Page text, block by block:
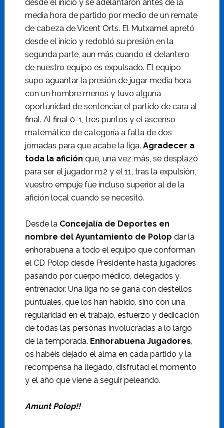
desde el inicio y se adelantaron antes de la
media hora de partido por medio de un remate
de cabeza de Vicent Orts. El Mutxamel apretó
desde el inicio y redobló su presión en la
segunda parte, aun más cuando el delantero
de nuestro equipo es expulsado. El equipo
supo aguantar la presión de jugar media hora
con un hombre menos y tuvo alguna
oportunidad de sentenciar el partido de cara al
final. Al final 0-1, tres puntos y el ascenso
matemático de categoría a falta de dos
jornadas para que acabe la liga. Agradecer a
toda la afición que, una vez más, se desplazó
para ser el jugador n12 y el 11, tras la expulsión,
vuestro empuje fue incluso superior al de la
afición local cuando se necesitó.
Desde laConcejalía de Deportes en
nombre del Ayuntamiento de Polop dar la
enhorabuena a todo el equipo que conforman
el CD Polop desde Presidente hasta jugadores
pasando por cuerpo médico, delegados y
entrenador. Una liga no se gana con destellos
puntuales, que los han habido, sino con una
regularidad en el trabajo, esfuerzo y dedicación
de todas las personas involucradas a lo largo
de la temporada. Enhorabuena Jugadores,
os habéis dejado el alma en cada partido y la
recompensa ha llegado, disfrutad el momento
y el año que viene a seguir peleando.
Amunt Polop!!